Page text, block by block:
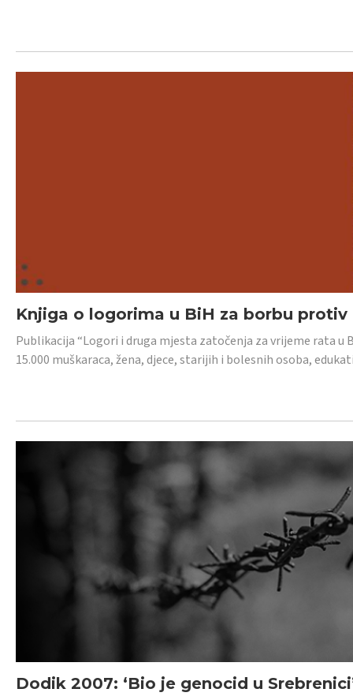
Knjiga o logorima u BiH za borbu
Publikacija “Logori i druga mjesta zatočenja za vrijeme rata u
15.000 muškaraca, žena, djece, starijih i bolesnih osoba,
Dodik 2007: ‘Bio je genocid u